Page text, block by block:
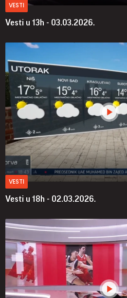
VESTI
Vesti u 13h - 03.03.2026.
VESTI
Vesti u 18h - 02.03.2026.